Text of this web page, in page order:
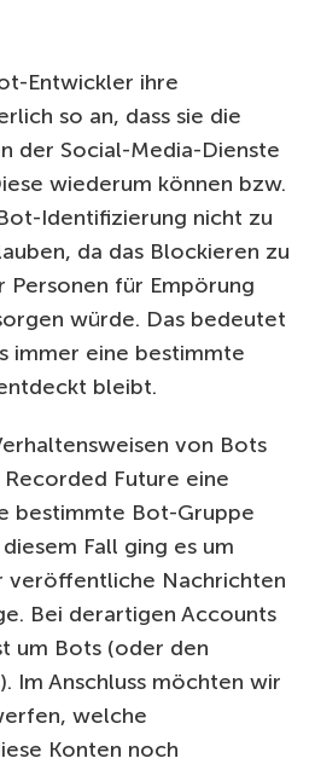
Entwickler ihre
so an, dass sie die
der Social-Media-Dienste
wiederum können bzw.
Identifizierung nicht zu
da das Blockieren zu
Personen für Empörung
würde. Das bedeutet
immer eine bestimmte
bleibt.
von Bots
Future eine
bestimmte Bot-Gruppe
Fall ging es um
veröffentliche Nachrichten
Bei derartigen Accounts
um Bots (oder den
Im Anschluss möchten wir
welche
Konten noch